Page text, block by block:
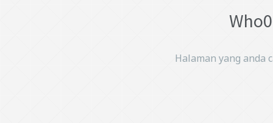
Halaman yang anda